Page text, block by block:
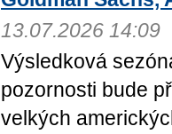
13.07.2026 14:09
Výsledková
pozornosti bude
velkých